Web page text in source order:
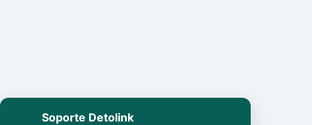
Soporte Detolink